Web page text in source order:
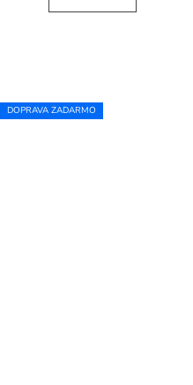
DOPRAVA ZADARMO